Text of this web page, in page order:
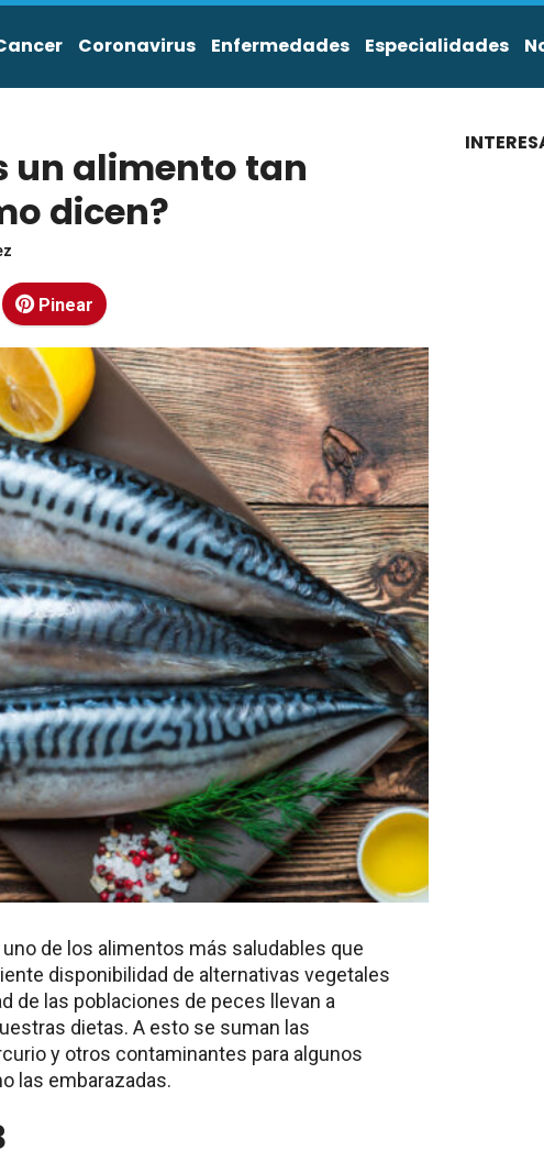
Coronavirus Enfermedades Especialidades
un alimento tan
dicen?
Pinear
de los alimentos más saludables que
disponibilidad de alternativas vegetales
de las poblaciones de peces llevan a
dietas. A esto se suman las
y otros contaminantes para algunos
las embarazadas.